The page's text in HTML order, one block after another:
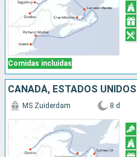
Comidas incluidas
CANADÁ, ESTADOS UNIDOS
MS Zuiderdam 8 d